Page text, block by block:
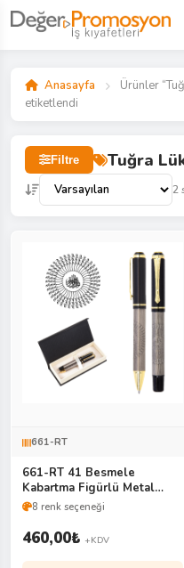
Anasayfa
Ürünler
etiketlendi
Filtre Tuğra
2
661-RT
661-RT 41 Besmele
Kabartma Figürlü Metal
Roller & Tükenmez Kalem
8 renk seçeneği
460,00₺ +KDV